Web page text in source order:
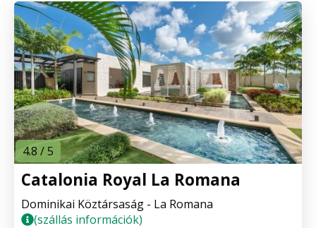
4.8 / 5
Catalonia Royal La Romana
Dominikai Köztársaság - La Romana
(szállás információk)